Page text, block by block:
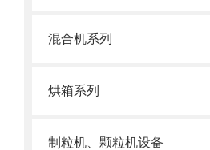
混合机系列
烘箱系列
制粒机、颗粒机设备